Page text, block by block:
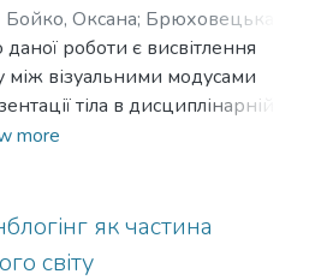
Бойко, Оксана; Брюховецька,
роботи є висвітлення
між візуальними модусами
тіла в дисциплінарній
та формуванням ідентичності
more
як частина
світу